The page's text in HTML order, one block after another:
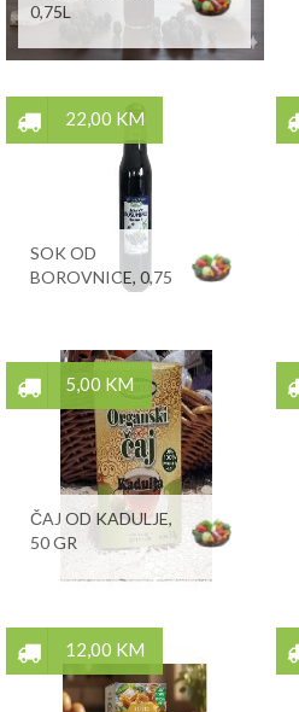
0,75L
22,00 KM
SOK OD
BOROVNICE, 0,75
5,00 KM
ČAJ OD KADULJE,
50 GR
12,00 KM